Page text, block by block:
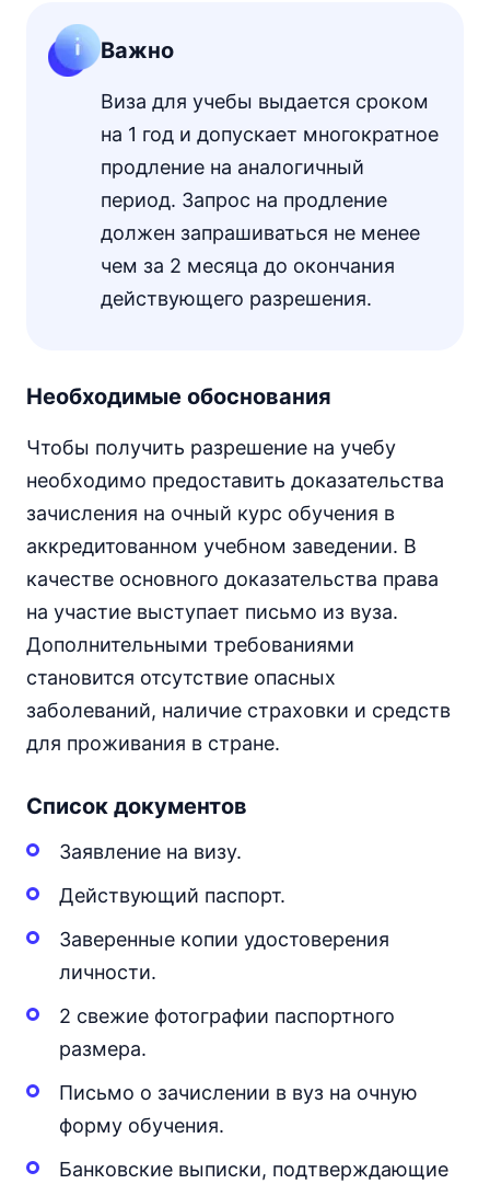
Важно
Виза для учебы выдается сроком
на 1 год и допускает многократное
продление на аналогичный
период. Запрос на продление
должен запрашиваться не менее
чем за 2 месяца до окончания
действующего разрешения.
Необходимые обоснования
Чтобы получить разрешение на учебу
необходимо предоставить доказательства
зачисления на очный курс обучения в
аккредитованном учебном заведении. В
качестве основного доказательства права
на участие выступает письмо из вуза.
Дополнительными требованиями
становится отсутствие опасных
заболеваний, наличие страховки и средств
для проживания в стране.
Список документов
Заявление на визу.
Действующий паспорт.
Заверенные копии удостоверения
личности.
2 свежие фотографии паспортного
размера.
Письмо о зачислении в вуз на очную
форму обучения.
Банковские выписки, подтверждающие